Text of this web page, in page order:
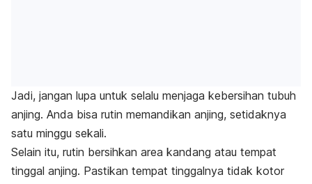
Jadi, jangan lupa untuk selalu menjaga kebersihan tubuh
anjing. Anda bisa rutin memandikan anjing, setidaknya
satu minggu sekali.
Selain itu, rutin bersihkan area kandang atau tempat
tinggal anjing. Pastikan tempat tinggalnya tidak kotor